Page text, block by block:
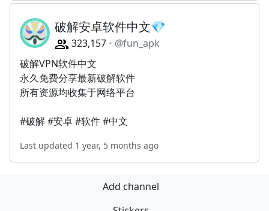
破解安卓软件中文💎
323,157
@fun_apk
破解VPN软件中文
永久免费分享最新破解软件
所有资源均收集于网络平台
#破解 #安卓 #软件 #中文
Last updated 1 year, 5 months ago
Add channel